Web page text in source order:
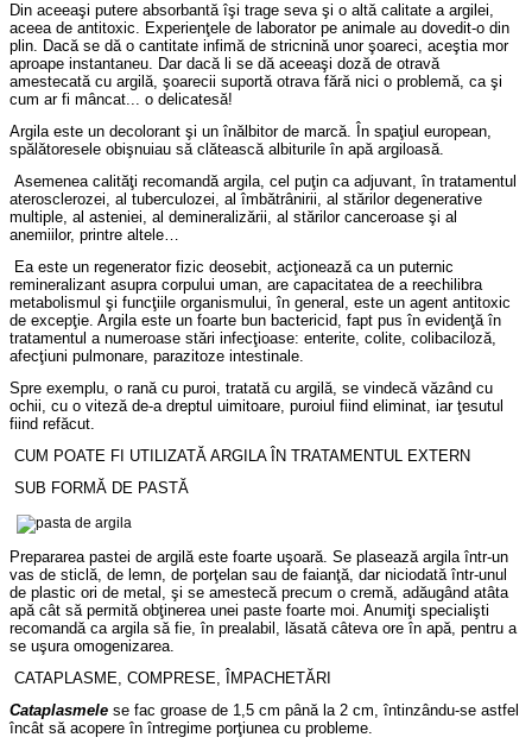
Din aceeaşi putere absorbantă îşi trage seva şi o altă calitate a argilei,
aceea de antitoxic. Experienţele de laborator pe animale au dovedit-o din
plin. Dacă se dă o cantitate infimă de stricnină unor şoareci, aceştia mor
aproape instantaneu. Dar dacă li se dă aceeaşi doză de otravă
amestecată cu argilă, şoarecii suportă otrava fără nici o problemă, ca şi
cum ar fi mâncat... o delicatesă!
Argila este un decolorant şi un înălbitor de marcă. În spaţiul european,
spălătoresele obişnuiau să clătească albiturile în apă argiloasă.
Asemenea calităţi recomandă argila, cel puţin ca adjuvant, în tratamentul
aterosclerozei, al tuberculozei, al îmbătrânirii, al stărilor degenerative
multiple, al asteniei, al demineralizării, al stărilor canceroase şi al
anemiilor, printre altele…
Ea este un regenerator fizic deosebit, acţionează ca un puternic
remineralizant asupra corpului uman, are capacitatea de a reechilibra
metabolismul şi funcţiile organismului, în general, este un agent antitoxic
de excepţie. Argila este un foarte bun bactericid, fapt pus în evidenţă în
tratamentul a numeroase stări infecţioase: enterite, colite, colibaciloză,
afecţiuni pulmonare, parazitoze intestinale.
Spre exemplu, o rană cu puroi, tratată cu argilă, se vindecă văzând cu
ochii, cu o viteză de-a dreptul uimitoare, puroiul fiind eliminat, iar ţesutul
fiind refăcut.
CUM POATE FI UTILIZATĂ ARGILA ÎN TRATAMENTUL EXTERN
SUB FORMĂ DE PASTĂ
Prepararea pastei de argilă este foarte uşoară. Se plasează argila într-un
vas de sticlă, de lemn, de porţelan sau de faianţă, dar niciodată într-unul
de plastic ori de metal, şi se amestecă precum o cremă, adăugând atâta
apă cât să permită obţinerea unei paste foarte moi. Anumiţi specialişti
recomandă ca argila să fie, în prealabil, lăsată câteva ore în apă, pentru a
se uşura omogenizarea.
CATAPLASME, COMPRESE, ÎMPACHETĂRI
Cataplasmele se fac groase de 1,5 cm până la 2 cm, întinzându-se astfel
încât să acopere în întregime porţiunea cu probleme.